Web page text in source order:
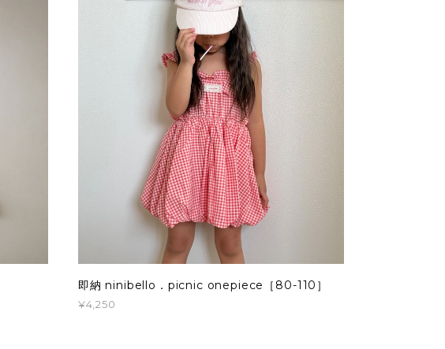
即納 ninibello．picnic onepiece［80-110］
¥4,250